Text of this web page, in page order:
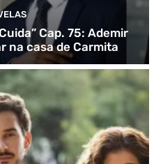
Cap. 75: Ademir
na casa de Carmita